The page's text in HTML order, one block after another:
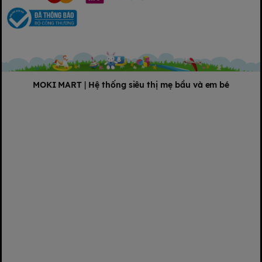
- Bảo quản nơi khô ráo và thoáng mát.
- HSD và NSX:Xem trên bao bì.
MOKI MART | Hệ thống siêu thị mẹ bầu và em bé